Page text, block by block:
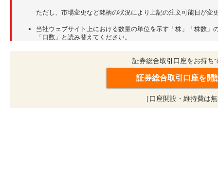
ただし、市場変更など銘柄の状況により上記の注文可能日が変
当社ウェブサイト上における数量の単位を示す「株」「株数」
「口数」と読み替えてください。
証券総合取引口座をお持ち
証券総合取引口座を開
［口座開設・維持費は